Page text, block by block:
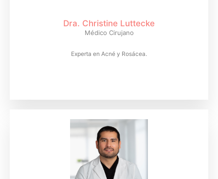
Dra. Christine Luttecke
Médico Cirujano
Experta en Acné y Rosácea.